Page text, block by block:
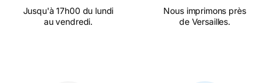
Jusqu'à 17h00 du lundi
au vendredi.
Nous imprimons près
de Versailles.